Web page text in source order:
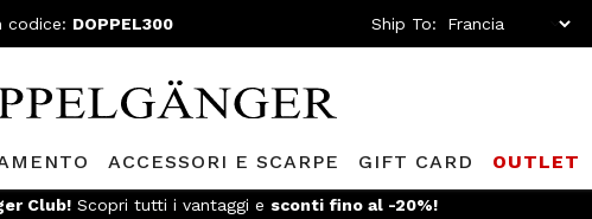
codice: DOPPEL300 Ship To:
ACCESSORI E SCARPE GIFT CARD OUTLET
Club!Scopri tutti i vantaggi e sconti fino al -20%!